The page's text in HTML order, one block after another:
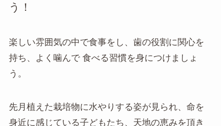
う！
楽しい雰囲気の中で食事をし、歯の役割に関心を
持ち、よく噛んで 食べる習慣を身につけましょ
う。
先月植えた栽培物に水やりする姿が見られ、命を
身近に感じている子どもたち、天地の恵みを頂き